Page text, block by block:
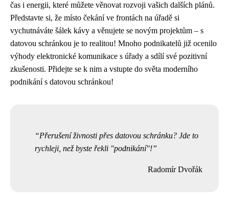
čas i energii, které můžete věnovat rozvoji vašich dalších plánů.
Představte si, že místo čekání ve frontách na úřadě si
vychutnáváte šálek kávy a věnujete se novým projektům – s
datovou schránkou je to realitou! Mnoho podnikatelů již ocenilo
výhody elektronické komunikace s úřady a sdílí své pozitivní
zkušenosti. Přidejte se k nim a vstupte do světa moderního
podnikání s datovou schránkou!
Přerušení živnosti přes datovou schránku? Jde to
rychleji, než byste řekli "podnikání"!
Radomír Dvořák